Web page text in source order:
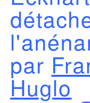
par
Huglo